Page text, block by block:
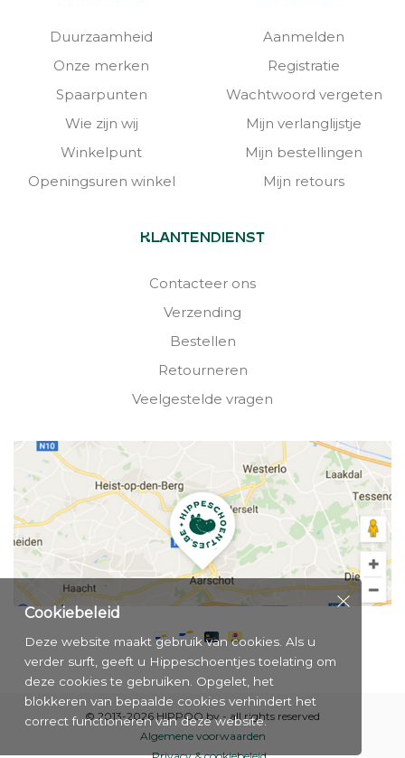
Duurzaamheid
Onze merken
Spaarpunten
Wie zijn wij
Winkelpunt
Openingsuren winkel
Aanmelden
Registratie
Wachtwoord vergeten
Mijn verlanglijstje
Mijn bestellingen
Mijn retours
KLANTENDIENST
Contacteer ons
Verzending
Bestellen
Retourneren
Veelgestelde vragen
© 2013-2026 HIPPOO bv - all rights reserved
Algemene voorwaarden
Cookiebeleid
Deze website maakt gebruik van cookies. Als u
verder surft, geeft u Hippeschoentjes toelating om
deze cookies te gebruiken. Opgelet, het
blokkeren van bepaalde cookies verhindert het
correct functioneren van deze website.